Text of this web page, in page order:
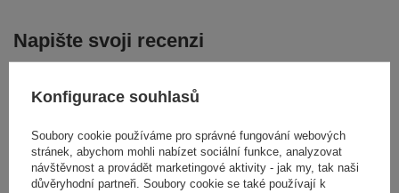
Napište svoji recenzi
Obsah vašeho názoru
Konfigurace souhlasů
Soubory cookie používáme pro správné fungování webových
stránek, abychom mohli nabízet sociální funkce, analyzovat
návštěvnost a provádět marketingové aktivity - jak my, tak naši
důvěryhodní partneři. Soubory cookie se také používají k